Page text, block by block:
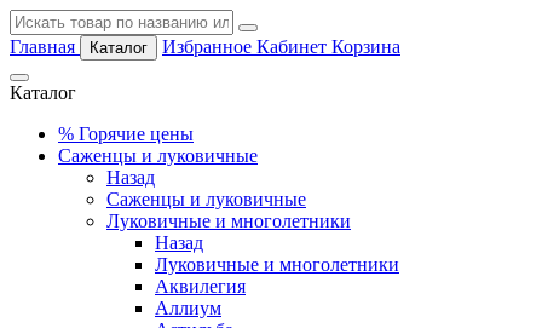
Главная Каталог Избранное Кабинет Корзина
Каталог
% Горячие цены
Саженцы и луковичные
Назад
Саженцы и луковичные
Луковичные и многолетники
Назад
Луковичные и многолетники
Аквилегия
Аллиум